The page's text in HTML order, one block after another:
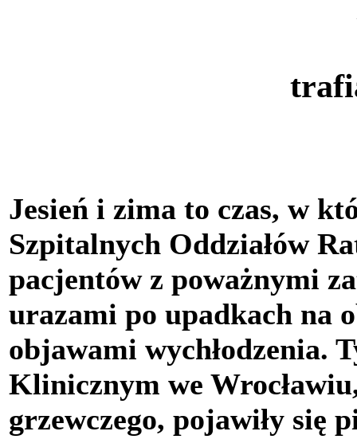
Jesień i zima to czas, w
Szpitalnych Oddziałów
pacjentów z poważnymi
urazami po upadkach na
objawami wychłodzenia.
Klinicznym we
grzewczego, pojawiły się